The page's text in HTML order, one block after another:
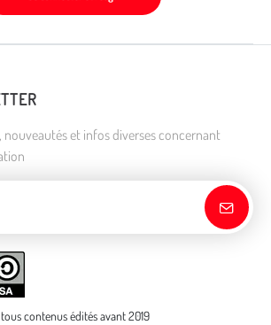
nouveautés et infos diverses concernant
contenus édités avant 2019